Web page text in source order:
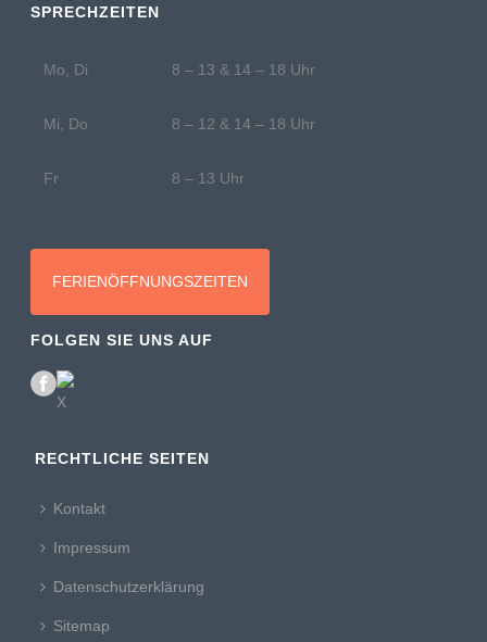
SPRECHZEITEN
Mo, Di 8 – 13 & 14 – 18 Uhr
Mi, Do 8 – 12 & 14 – 18 Uhr
Fr 8 – 13 Uhr
FERIENÖFFNUNGSZEITEN
FOLGEN SIE UNS AUF
RECHTLICHE SEITEN
Kontakt
Impressum
Datenschutzerklärung
Sitemap